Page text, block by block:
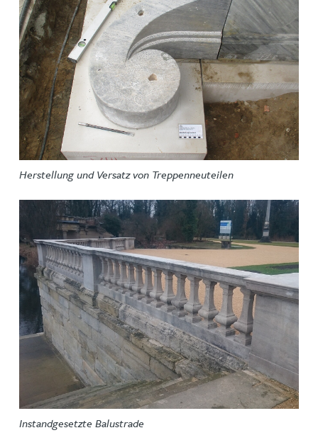
Herstellung und Versatz von Treppenneuteilen
Instandgesetzte Balustrade